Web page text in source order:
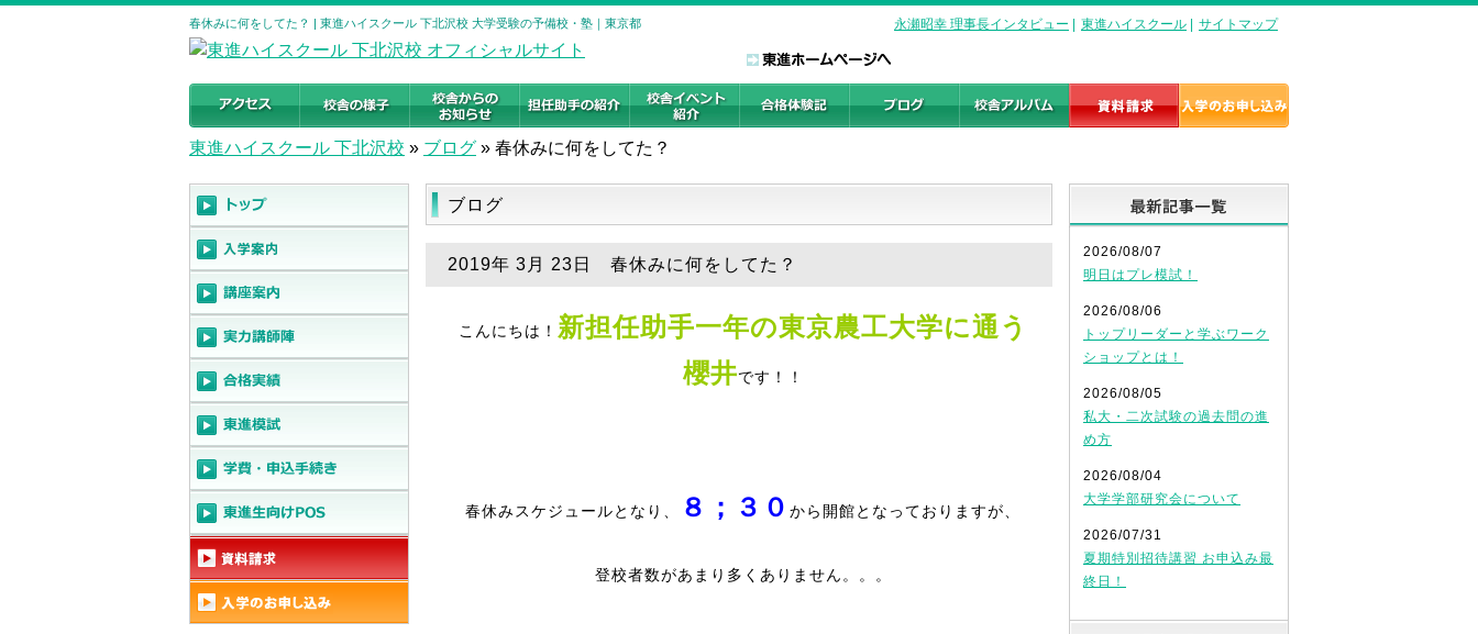
春休みに何をしてた？ | 東進ハイスクール 下北沢校 大学受験の予備校・塾｜東京都 永瀬昭幸 理事長インタビュー 東進ハイスクール サイトマップ
東進ハイスクール 下北沢校 » ブログ » 春休みに何をしてた？
ブログ
2019年 3月 23日 春休みに何をしてた？
こんにちは！ 新担任助手一年の東京農工大学に通う
櫻井です！！
春休みスケジュールとなり、 ８；３０ から開館となっておりますが、
登校者数があまり多くありません。。。
2026/08/07
明日はプレ模試！
2026/08/06
トップリーダーと学ぶワーク
ショップとは！
2026/08/05
私大・二次試験の過去問の進
め方
2026/08/04
大学学部研究会について
2026/07/31
夏期特別招待講習 お申込み最
終日！